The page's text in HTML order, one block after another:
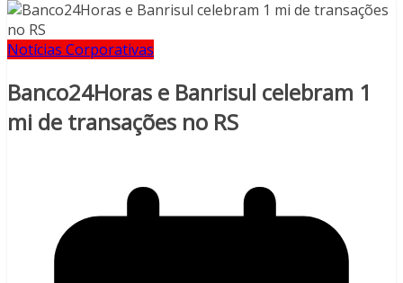
Notícias Corporativas
Banco24Horas e Banrisul celebram 1
mi de transações no RS